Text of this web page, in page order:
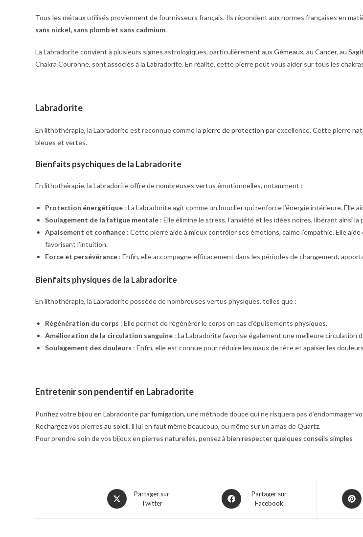
Tous les métaux utilisés proviennent de fournisseurs français. Ils répondent aux normes françaises en
sans nickel, sans plomb et sans cadmium.
La Labradorite convient à plusieurs signes astrologiques, particulièrement auxGémeaux, au Cancer, au
Chakra Couronne, sont associés à la Labradorite. En réalité, cette pierre peut vous aider sur tous les
Labradorite
En lithothérapie, la Labradorite est reconnue comme la pierre de protection par excellence. Cette pierre
bleues et vertes.
Bienfaits psychiques de la Labradorite
En lithothérapie, la Labradorite offre de nombreuses vertus émotionnelles, notamment :
Protection énergétique : La Labradorite agit comme un bouclier qui renforce l’énergie intérieure. Elle
Soulagement de la fatigue mentale : Elle élimine le stress, l’anxiété et les idées noires, libérant ainsi
Apaisement et confiance : Cette pierre aide à mieux contrôler ses émotions, calme l’empathie. Elle
favorisant l’intuition.
Force et persévérance : Enfin, elle accompagne efficacement dans les périodes de changement,
Bienfaits physiques de la Labradorite
En lithothérapie, la Labradorite possède de nombreuses vertus physiques, telles que :
Régénération du corps : Elle permet de régénérer le corps en cas d’épuisements physiques.
Amélioration de la circulation sanguine : La Labradorite favorise également une meilleure circulation
Soulagement des douleurs : Enfin, elle est connue pour réduire les maux de tête et apaiser les
Entretenir son pendentif en Labradorite
Purifiez votre bijou en Labradorite parfumigation, une méthode douce qui ne risquera pas d’endommager
Rechargez vos pierres au soleil, il lui en faut même beaucoup, ou même sur un amas de Quartz.
Pour prendre soin de vos bijoux en pierres naturelles, pensez à bien respecter quelques conseils simples
Partager sur
Twitter
Partager sur
Facebook